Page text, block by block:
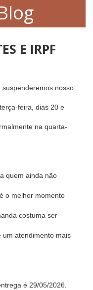
E IRPF
nosso
feira, dias 20 e
na quarta-
quem ainda não
o melhor momento
costuma ser
um atendimento mais
é 29/05/2026.